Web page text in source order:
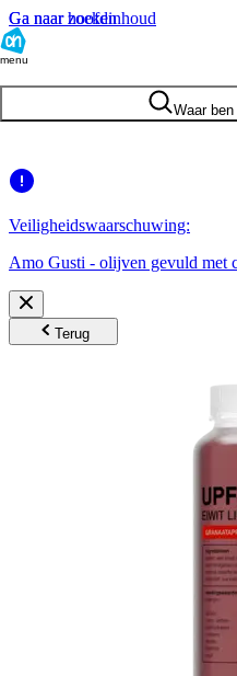
Ga naar hoofdinhoud
Ga naar zoeken
menu
Waar
Veiligheidswaarschuwing:
Amo Gusti - olijven gevuld met
Terug